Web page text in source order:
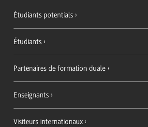
Étudiants potentials
Étudiants
Partenaires de formation duale
Enseignants
Visiteurs internationaux